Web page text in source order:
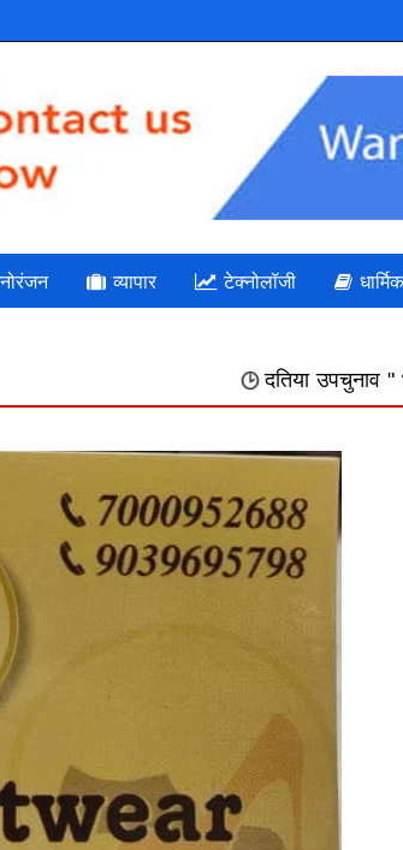
व्यापार टेक्नोलॉजी धार्मिक
दतिया उपचुनाव " भाजपा: गलत निर्णयों